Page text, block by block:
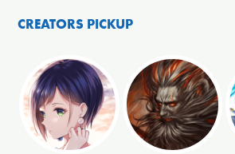
CREATORS PICKUP